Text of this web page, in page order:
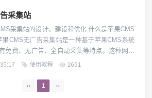
采集站
站的设计、建设和优化 什么是苹果CMS
果CMS无广告采集站是一种基于苹果CMS系统
免费、无广告、全自动采集等特点。这种网站
整合外部内容等方式,实现自动采集和发布影
量和收益。相比传统的广告营销模式,苹果CMS
户和站长带...
使用教程 2691
‹‹ 1 ››